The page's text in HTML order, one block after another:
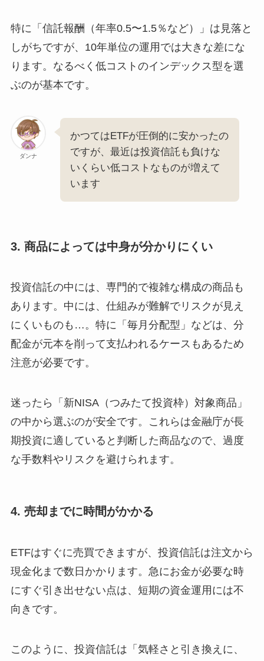
特に「信託報酬（年率0.5〜1.5％など）」は見落と
しがちですが、10年単位の運用では大きな差にな
ります。なるべく低コストのインデックス型を選
ぶのが基本です。
ダンナ
かつてはETFが圧倒的に安かったの
ですが、最近は投資信託も負けな
いくらい低コストなものが増えて
います
3. 商品によっては中身が分かりにくい
投資信託の中には、専門的で複雑な構成の商品も
あります。中には、仕組みが難解でリスクが見え
にくいものも…。特に「毎月分配型」などは、分
配金が元本を削って支払われるケースもあるため
注意が必要です。
迷ったら「新NISA（つみたて投資枠）対象商品」
の中から選ぶのが安全です。これらは金融庁が長
期投資に適していると判断した商品なので、過度
な手数料やリスクを避けられます。
4. 売却までに時間がかかる
ETFはすぐに売買できますが、投資信託は注文から
現金化まで数日かかります。急にお金が必要な時
にすぐ引き出せない点は、短期の資金運用には不
向きです。
このように、投資信託は「気軽さと引き換えに、